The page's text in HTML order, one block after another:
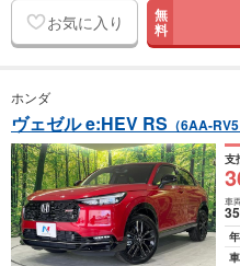
お気に入り 無
料
ホンダ
ヴェゼル e:HEV RS （6AA-RV5
支
車